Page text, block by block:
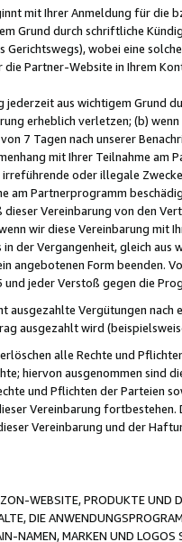
mit Ihrer Anmeldung für die
Grund durch schriftliche
Gerichtswegs), wobei eine
die Partner-Website in Ihrem
jederzeit aus wichtigem Grund
erheblich verletzen; (b)
7 Tagen nach unserer
mit Ihrer Teilnahme am
oder illegale
am Partnerprogramm
dieser Vereinbarung von den
wir diese Vereinbarung mit
der Vergangenheit, gleich
angebotenen Form beenden.
jeder Verstoß gegen die
ausgezahlte Vergütungen
ausgezahlt wird
alle Rechte und
hiervon ausgenommen sind
und Pflichten der Parteien
Vereinbarung
Vereinbarung und der
WEBSITE, PRODUKTE UND
DIE
NAMEN, MARKEN UND